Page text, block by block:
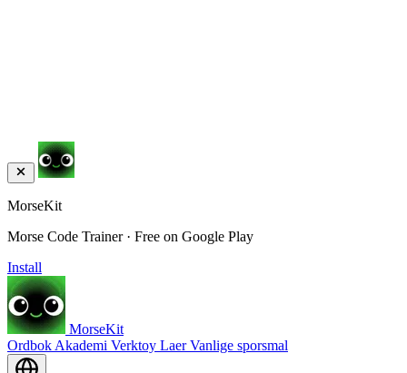
MorseKit
Morse Code Trainer · Free on Google Play
Install
MorseKit
Ordbok Akademi Verktoy LaerVanlige sporsmal